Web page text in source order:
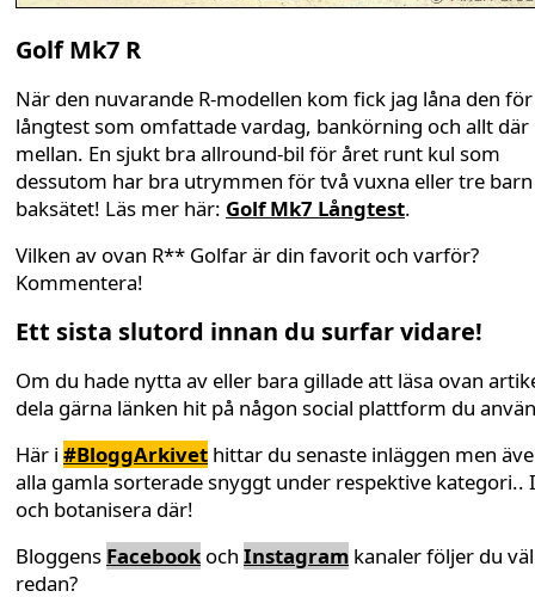
Golf Mk7 R
När den nuvarande R-modellen kom fick jag låna den
långtest som omfattade vardag, bankörning och allt där
mellan. En sjukt bra allround-bil för året runt kul som
dessutom har bra utrymmen för två vuxna eller tre
baksätet! Läs mer här: Golf Mk7 Långtest.
Vilken av ovan R** Golfar är din favorit och varför?
Kommentera!
Ett sista slutord innan du surfar vidare!
Om du hade nytta av eller bara gillade att läsa ovan
dela gärna länken hit på någon social plattform du
Här i #BloggArkivet hittar du senaste inläggen men
alla gamla sorterade snyggt under respektive kategori..
och botanisera där!
Bloggens Facebookoch Instagram kanaler följer du väl
redan?